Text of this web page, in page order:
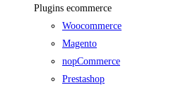
Plugins ecommerce
Woocommerce
Magento
nopCommerce
Prestashop